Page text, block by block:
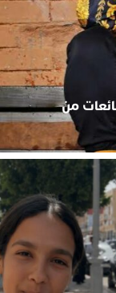
من